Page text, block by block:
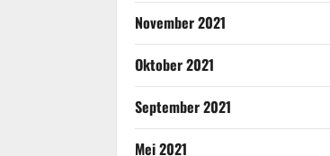
November 2021
Oktober 2021
September 2021
Mei 2021